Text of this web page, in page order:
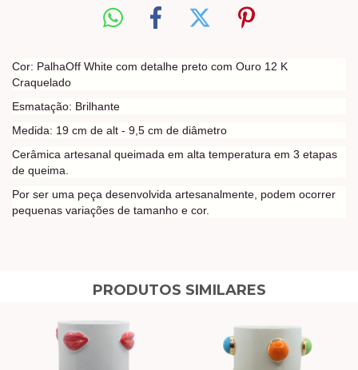
Cor: PalhaOff White com detalhe preto com Ouro 12 K
Craquelado
Esmatação: Brilhante
Medida: 19 cm de alt - 9,5 cm de diâmetro
Cerâmica artesanal queimada em alta temperatura em 3 etapas
de queima.
Por ser uma peça desenvolvida artesanalmente, podem ocorrer
pequenas variações de tamanho e cor.
PRODUTOS SIMILARES